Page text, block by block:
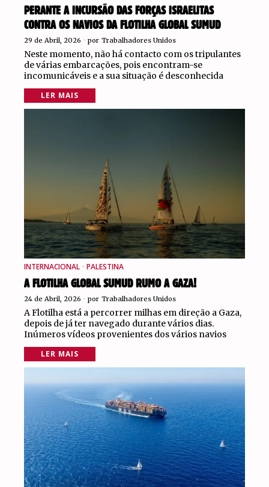
PERANTE A INCURSÃO DAS FORÇAS ISRAELITAS
CONTRA OS NAVIOS DA FLOTILHA GLOBAL SUMUD
29 de Abril, 2026 por Trabalhadores Unidos
Neste momento, não há contacto com os tripulantes
de várias embarcações, pois encontram-se
incomunicáveis e a sua situação é desconhecida
LER MAIS
INTERNACIONAL · PALESTINA
A FLOTILHA GLOBAL SUMUD RUMO A GAZA!
24 de Abril, 2026 por Trabalhadores Unidos
A Flotilha está a percorrer milhas em direção a Gaza,
depois de já ter navegado durante vários dias.
Inúmeros vídeos provenientes dos vários navios
LER MAIS